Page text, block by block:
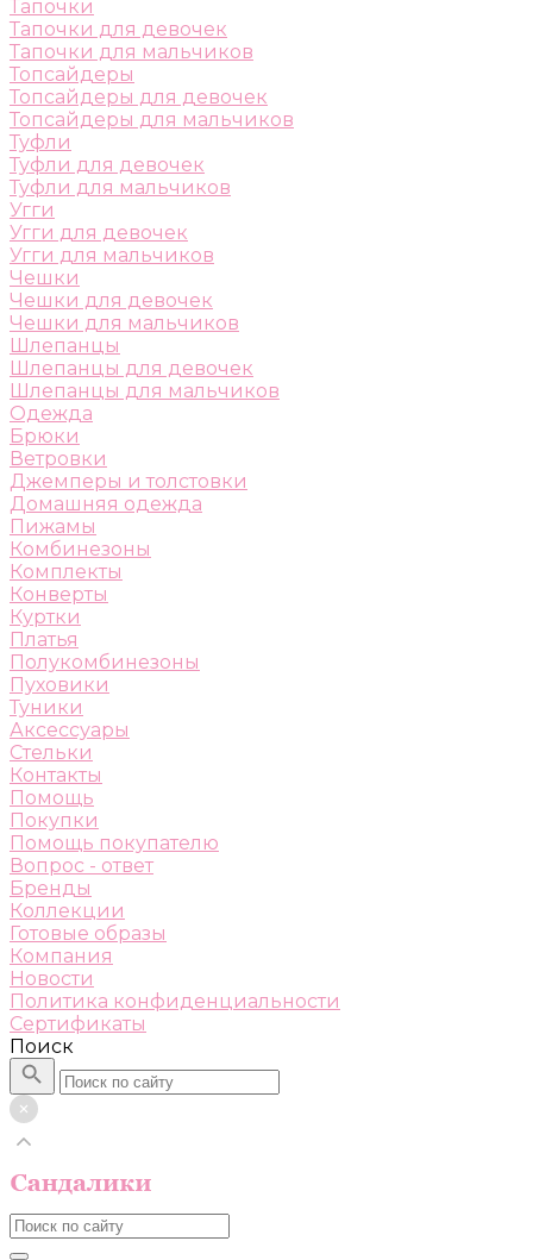
Тапочки
Тапочки для девочек
Тапочки для мальчиков
Топсайдеры
Топсайдеры для девочек
Топсайдеры для мальчиков
Туфли
Туфли для девочек
Туфли для мальчиков
Угги
Угги для девочек
Угги для мальчиков
Чешки
Чешки для девочек
Чешки для мальчиков
Шлепанцы
Шлепанцы для девочек
Шлепанцы для мальчиков
Одежда
Брюки
Ветровки
Джемперы и толстовки
Домашняя одежда
Пижамы
Комбинезоны
Комплекты
Конверты
Куртки
Платья
Полукомбинезоны
Пуховики
Туники
Аксессуары
Стельки
Контакты
Помощь
Покупки
Помощь покупателю
Вопрос - ответ
Бренды
Коллекции
Готовые образы
Компания
Новости
Политика конфиденциальности
Сертификаты
Поиск